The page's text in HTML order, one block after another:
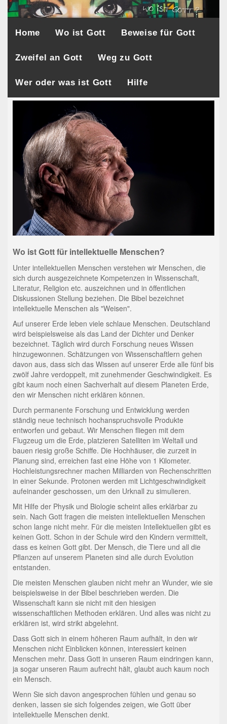
Home Wo ist Gott Beweise für Gott
Zweifel an Gott Weg zu Gott
Wer oder was ist Gott Hilfe
Wo ist Gott für intellektuelle Menschen?
Unter intellektuellen Menschen verstehen wir Menschen, die
sich durch ausgezeichnete Kompetenzen in Wissenschaft,
Literatur, Religion etc. auszeichnen und in öffentlichen
Diskussionen Stellung beziehen. Die Bibel bezeichnet
intellektuelle Menschen als "Weisen".
Auf unserer Erde leben viele schlaue Menschen. Deutschland
wird beispielsweise als das Land der Dichter und Denker
bezeichnet. Täglich wird durch Forschung neues Wissen
hinzugewonnen. Schätzungen von Wissenschaftlern gehen
davon aus, dass sich das Wissen auf unserer Erde alle fünf bis
zwölf Jahre verdoppelt, mit zunehmender Geschwindigkeit. Es
gibt kaum noch einen Sachverhalt auf diesem Planeten Erde,
den wir Menschen nicht erklären können.
Durch permanente Forschung und Entwicklung werden
ständig neue technisch hochanspruchsvolle Produkte
entworfen und gebaut. Wir Menschen fliegen mit dem
Flugzeug um die Erde, platzieren Satelliten im Weltall und
bauen riesig große Schiffe. Die Hochhäuser, die zurzeit in
Planung sind, erreichen fast eine Höhe von 1 Kilometer.
Hochleistungsrechner machen Milliarden von Rechenschritten
in einer Sekunde. Protonen werden mit Lichtgeschwindigkeit
aufeinander geschossen, um den Urknall zu simulieren.
Mit Hilfe der Physik und Biologie scheint alles erklärbar zu
sein. Nach Gott fragen die meisten intellektuellen Menschen
schon lange nicht mehr. Für die meisten Intellektuellen gibt es
keinen Gott. Schon in der Schule wird den Kindern vermittelt,
dass es keinen Gott gibt. Der Mensch, die Tiere und all die
Pflanzen auf unserem Planeten sind alle durch Evolution
entstanden.
Die meisten Menschen glauben nicht mehr an Wunder, wie sie
beispielsweise in der Bibel beschrieben werden. Die
Wissenschaft kann sie nicht mit den hiesigen
wissenschaftlichen Methoden erklären. Und alles was nicht zu
erklären ist, wird strikt abgelehnt.
Dass Gott sich in einem höheren Raum aufhält, in den wir
Menschen nicht Einblicken können, interessiert keinen
Menschen mehr. Dass Gott in unseren Raum eindringen kann,
ja sogar unseren Raum aufrecht hält, glaubt auch kaum noch
ein Mensch.
Wenn Sie sich davon angesprochen fühlen und genau so
denken, lassen sie sich folgendes zeigen, wie Gott über
intellektuelle Menschen denkt.